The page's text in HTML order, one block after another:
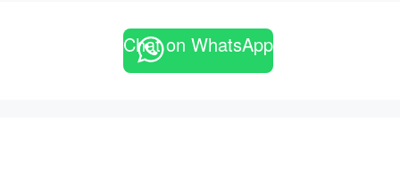
Chat on WhatsApp